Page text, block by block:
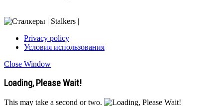
Privacy policy
Условия использования
Close Window
Loading, Please Wait!
This may take a second or two.